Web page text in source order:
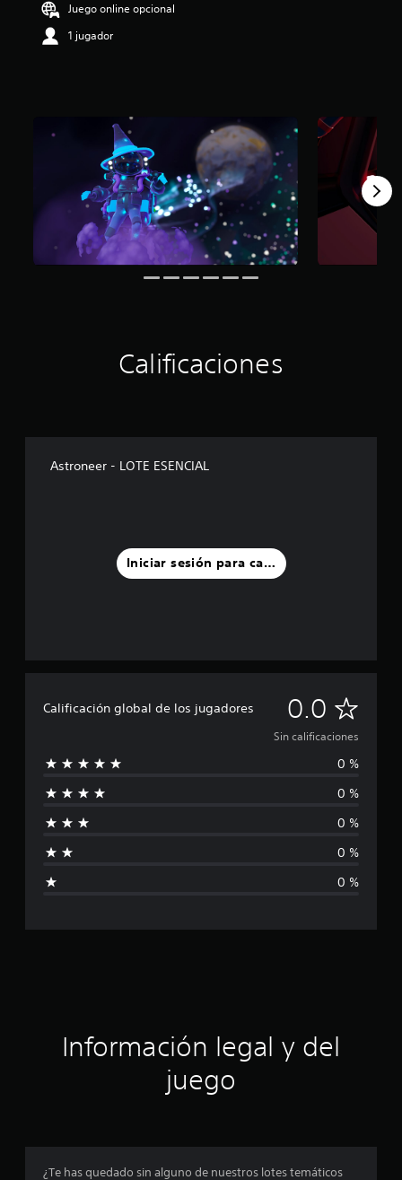
Juego online opcional
1 jugador
Calificaciones
Astroneer - LOTE ESENCIAL
Iniciar sesión para calificar
Calificación global de los jugadores 0.0 S
i
n
c
f
a
n
Sin calificaciones
0 %
0 %
0 %
0 %
0 %
Información legal y del
juego
¿Te has quedado sin alguno de nuestros lotes temáticos